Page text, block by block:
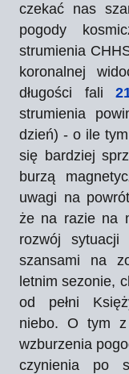
czekać nas
pogody
strumienia
koronalnej
długości fali
strumienia
dzień) - o ile
się bardziej
burzą
uwagi na
że na razie na
rozwój sytuacji
szansami na
letnim sezonie,
od pełni
niebo. O tym z
wzburzenia
czynienia po